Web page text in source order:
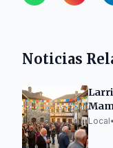
Noticias
Local•